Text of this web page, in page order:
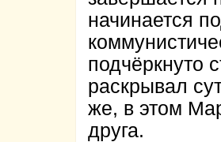
начинается
подчёркнуто
раскрывал
же, в этом
друга.